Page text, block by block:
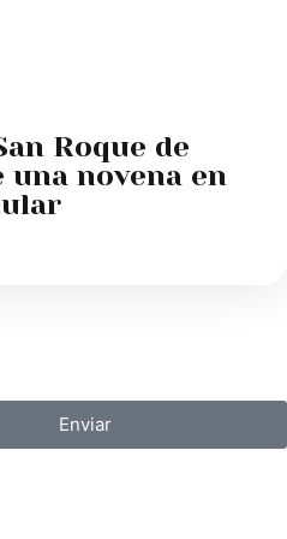
Roque de
una novena en
Enviar